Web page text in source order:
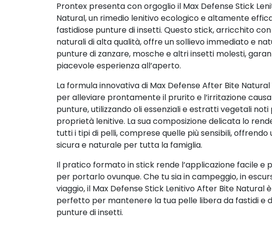
Prontex presenta con orgoglio il Max Defense Stick
Natural, un rimedio lenitivo ecologico e altamente
fastidiose punture di insetti. Questo stick, arricchito
naturali di alta qualità, offre un sollievo immediato e
punture di zanzare, mosche e altri insetti molesti,
piacevole esperienza all’aperto.
La formula innovativa di Max Defense After Bite
per alleviare prontamente il prurito e l’irritazione
punture, utilizzando oli essenziali e estratti vegetali
proprietà lenitive. La sua composizione delicata lo
tutti i tipi di pelli, comprese quelle più sensibili, offrendo
sicura e naturale per tutta la famiglia.
Il pratico formato in stick rende l’applicazione facile e
per portarlo ovunque. Che tu sia in campeggio, in
viaggio, il Max Defense Stick Lenitivo After Bite Natural
perfetto per mantenere la tua pelle libera da fastidi e
punture di insetti.